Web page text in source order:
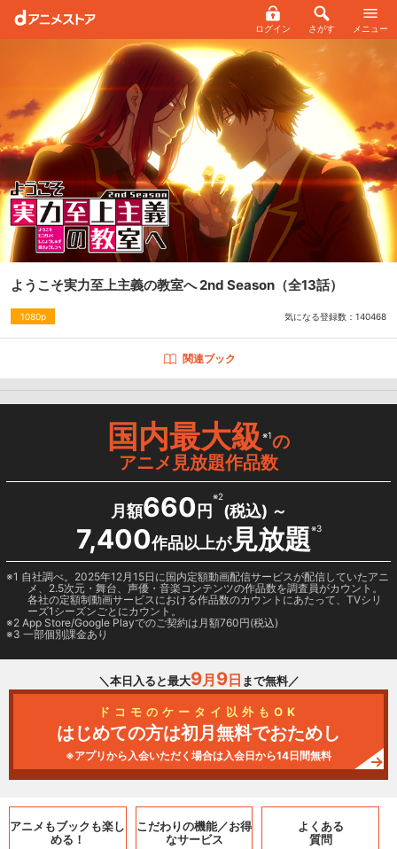
ログイン さがす メニュー
ようこそ実力至上主義の教室へ 2nd Season （全13話）
1080p 気になる登録数： 140468
関連ブック
国内最大級※1の
アニメ見放題作品数
月額660 円
※2
(税込) ～
7,400作品以上が見放題※3
1 自社調べ。2025年12月15日に国内定額動画配信サービスが配信していたアニ
メ、2.5次元・舞台、声優・音楽コンテンツの作品数を調査員がカウント。
各社の定額制動画サービスにおける作品数のカウントにあたって、TVシリ
ーズ1シーズンごとにカウント。
2 App Store/Google Playでのご契約は月額760円(税込)
3 一部個別課金あり
＼本日入ると最大9月 9日 まで無料／
ドコモのケータイ以外もOK
はじめての方は初月無料でおためし
※アプリから入会いただく場合は入会日から14日間無料
アニメもブックも楽し
める！
こだわりの機能／お得
なサービス
よくある
質問